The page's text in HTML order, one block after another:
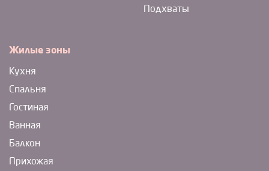
Подхваты
Жилые зоны
Кухня
Спальня
Гостиная
Ванная
Балкон
Прихожая